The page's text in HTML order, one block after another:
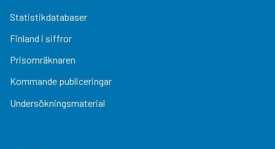
Statistikdatabaser
Finland i siffror
Prisomräknaren
Kommande publiceringar
Undersökningsmaterial